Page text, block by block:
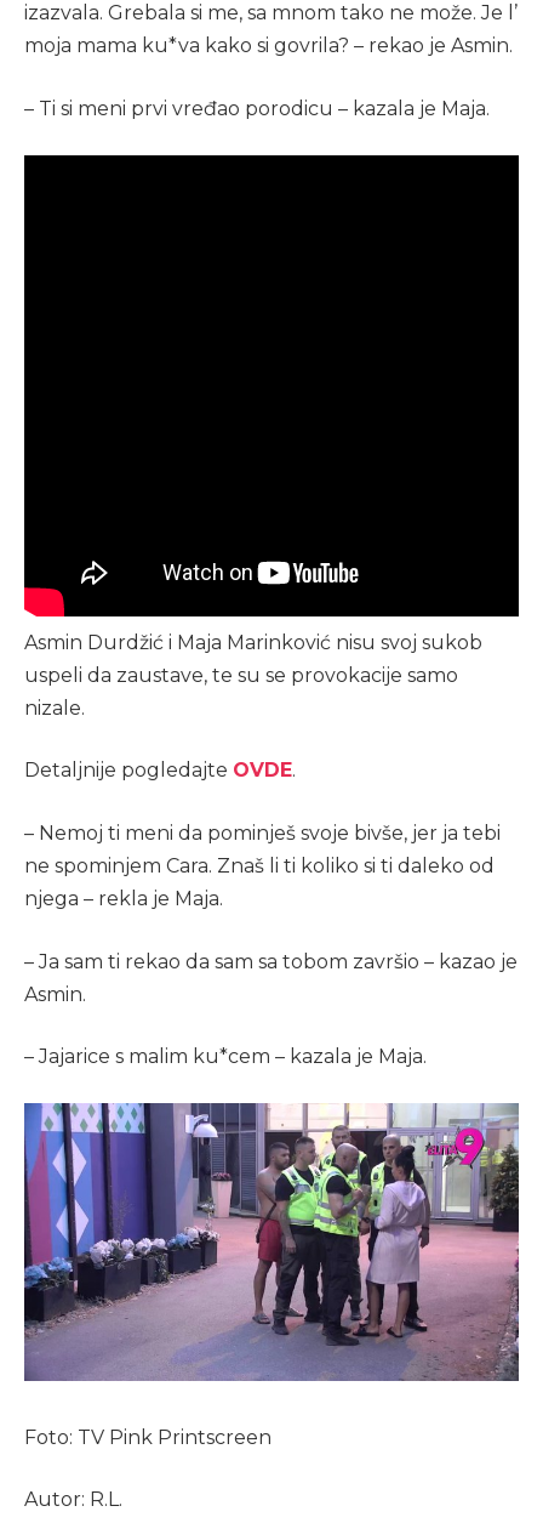
izazvala. Grebala si me, sa mnom tako ne može. Je l’
moja mama ku*va kako si govrila? – rekao je Asmin.
– Ti si meni prvi vređao porodicu – kazala je Maja.
Asmin Durdžić i Maja Marinković nisu svoj sukob
uspeli da zaustave, te su se provokacije samo
nizale.
Detaljnije pogledajte OVDE.
– Nemoj ti meni da pominješ svoje bivše, jer ja tebi
ne spominjem Cara. Znaš li ti koliko si ti daleko od
njega – rekla je Maja.
– Ja sam ti rekao da sam sa tobom završio – kazao je
Asmin.
– Jajarice s malim ku*cem – kazala je Maja.
Foto: TV Pink Printscreen
Autor: R.L.